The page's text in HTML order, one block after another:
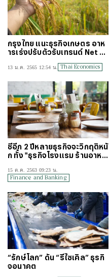
กรุงไทย แนะธุรกิจเกษตร อาห
ารเร่งปรับตัวรับเทรนด์ Net Z
13 ม.ค. 2565 12:54 น. Thai Economics
ชี้อีก 2 ปีหลายธุรกิจจะวิกฤติหนั
ก ทั้ง "ธุรกิจโรงแรม ร้านอาหา
15 ต.ค. 2563 09:23 น.
Finance and Banking
“รักษ์โลก” ดัน “รีไซเคิล” ธุรกิ
จอนาคต